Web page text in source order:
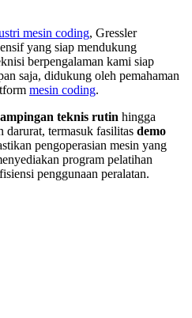
mesin coding, Gressler
yang siap mendukung
berpengalaman kami siap
saja, didukung oleh pemahaman
mesin coding.
teknis rutin hingga
darurat, termasuk fasilitas demo
pengoperasian mesin yang
program pelatihan
penggunaan peralatan.